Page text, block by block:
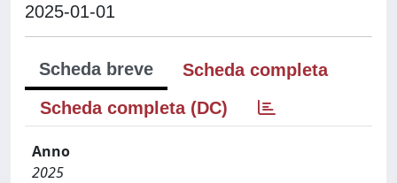
2025-01-01
Scheda breve
Scheda completa
Scheda completa (DC)
Anno
2025